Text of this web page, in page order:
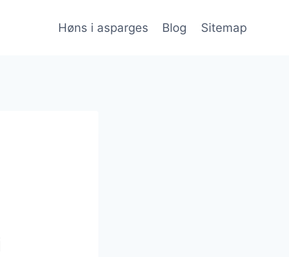
Høns i asparges Blog Sitemap